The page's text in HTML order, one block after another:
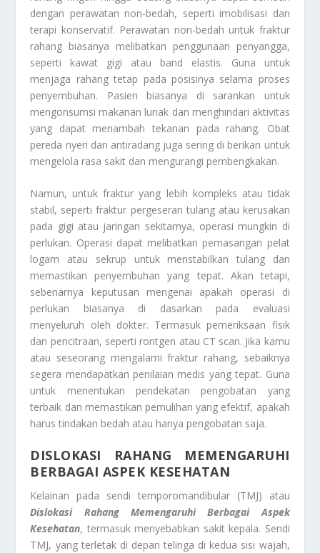
dengan perawatan non-bedah, seperti imobilisasi dan
terapi konservatif. Perawatan non-bedah untuk fraktur
rahang biasanya melibatkan penggunaan penyangga,
seperti kawat gigi atau band elastis. Guna untuk
menjaga rahang tetap pada posisinya selama proses
penyembuhan. Pasien biasanya di sarankan untuk
mengonsumsi makanan lunak dan menghindari aktivitas
yang dapat menambah tekanan pada rahang. Obat
pereda nyeri dan antiradang juga sering di berikan untuk
mengelola rasa sakit dan mengurangi pembengkakan.
Namun, untuk fraktur yang lebih kompleks atau tidak
stabil, seperti fraktur pergeseran tulang atau kerusakan
pada gigi atau jaringan sekitarnya, operasi mungkin di
perlukan. Operasi dapat melibatkan pemasangan pelat
logam atau sekrup untuk menstabilkan tulang dan
memastikan penyembuhan yang tepat. Akan tetapi,
sebenarnya keputusan mengenai apakah operasi di
perlukan biasanya di dasarkan pada evaluasi
menyeluruh oleh dokter. Termasuk pemeriksaan fisik
dan pencitraan, seperti rontgen atau CT scan. Jika kamu
atau seseorang mengalami fraktur rahang, sebaiknya
segera mendapatkan penilaian medis yang tepat. Guna
untuk menentukan pendekatan pengobatan yang
terbaik dan memastikan pemulihan yang efektif, apakah
harus tindakan bedah atau hanya pengobatan saja.
DISLOKASI RAHANG MEMENGARUHI
BERBAGAI ASPEK KESEHATAN
Kelainan pada sendi temporomandibular (TMJ) atau
Dislokasi Rahang
Memengaruhi Berbagai Aspek
Kesehatan, termasuk menyebabkan sakit kepala. Sendi
TMJ, yang terletak di depan telinga di kedua sisi wajah,